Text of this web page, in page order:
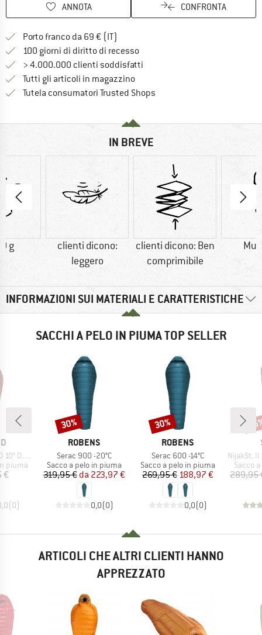
ANNOTA CONFRONTA
Porto franco da 69 € (IT)
100 giorni di diritto di recessoVai alla politica di recesso qui
> 4.000.000 clienti soddisfatti
Tutti gli articoli in magazzino
Tutela consumatori Trusted Shops
IN BREVE
g
clienti dicono:
leggero
clienti dicono: Ben
comprimibile
INFORMAZIONI SUI MATERIALI E CARATTERISTICHE
SACCHI A PELO IN PIUMA TOP SELLER
Down
piuma
€
(0)
MARCHIO
ROBENS
Articolo
Serac 900 -20°C
Gruppo di prodotti
Sacco a pelo in piuma
Prezzo
319,95 € Prezzo ridotto
da 223,97 €
0,0(0)
Sconto
30%
MARCHIO
ROBENS
Articolo
Serac 600 -14°C
Gruppo di prodotti
Sacco a pelo in piuma
Prezzo
269,95 €Prezzo ridotto
188,97 €
0,0(0)
Sconto
30%
Articolo
NijakSt. II -
Sacco
289,95
ARTICOLI CHE ALTRI CLIENTI HANNO
APPREZZATO